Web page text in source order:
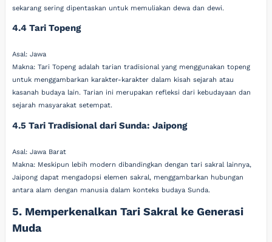
sekarang sering dipentaskan untuk memuliakan dewa dan dewi.
4.4 Tari Topeng
Asal: Jawa
Makna: Tari Topeng adalah tarian tradisional yang menggunakan topeng
untuk menggambarkan karakter-karakter dalam kisah sejarah atau
kasanah budaya lain. Tarian ini merupakan refleksi dari kebudayaan dan
sejarah masyarakat setempat.
4.5 Tari Tradisional dari Sunda: Jaipong
Asal: Jawa Barat
Makna: Meskipun lebih modern dibandingkan dengan tari sakral lainnya,
Jaipong dapat mengadopsi elemen sakral, menggambarkan hubungan
antara alam dengan manusia dalam konteks budaya Sunda.
5. Memperkenalkan Tari Sakral ke Generasi
Muda